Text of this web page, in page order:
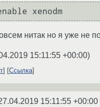
xenodm
нитак но я уже не
15:11:55 +00:00)
Ссылка
15:11:55 +00:00